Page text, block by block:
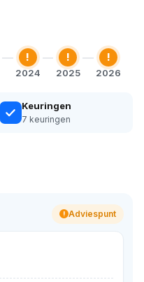
!
2024
!
2025
!
2026
Keuringen
7 keuringen
! Adviespunt